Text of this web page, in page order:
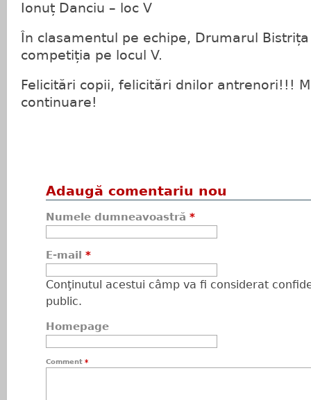
Ionuț Danciu – loc V
În clasamentul pe echipe, Drumarul
competiția pe locul V.
Felicitări copii, felicitări dnilor antrenori!!!
continuare!
Adaugă comentariu nou
Numele dumneavoastră *
E-mail *
Conţinutul acestui câmp va fi considerat
public.
Homepage
Comment *